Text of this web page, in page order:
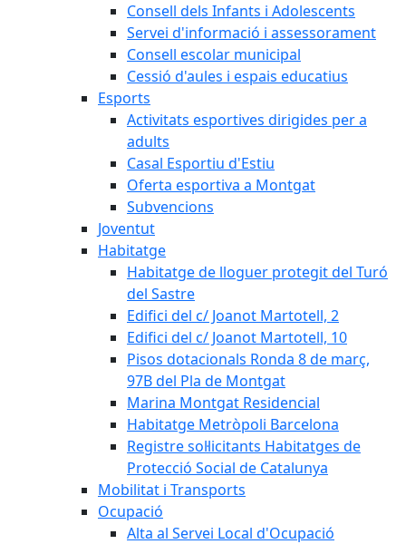
Consell dels Infants i Adolescents
Servei d'informació i assessorament
Consell escolar municipal
Cessió d'aules i espais educatius
Esports
Activitats esportives dirigides per a
adults
Casal Esportiu d'Estiu
Oferta esportiva a Montgat
Subvencions
Joventut
Habitatge
Habitatge de lloguer protegit del Turó
del Sastre
Edifici del c/ Joanot Martotell, 2
Edifici del c/ Joanot Martotell, 10
Pisos dotacionals Ronda 8 de març,
97B del Pla de Montgat
Marina Montgat Residencial
Habitatge Metròpoli Barcelona
Registre sol·licitants Habitatges de
Protecció Social de Catalunya
Mobilitat i Transports
Ocupació
Alta al Servei Local d'Ocupació